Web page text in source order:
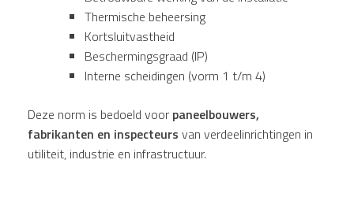
Thermische beheersing
Kortsluitvastheid
Beschermingsgraad (IP)
Interne scheidingen (vorm 1 t/m 4)
Deze norm is bedoeld voor paneelbouwers,
fabrikanten en inspecteurs van verdeelinrichtingen in
utiliteit, industrie en infrastructuur.